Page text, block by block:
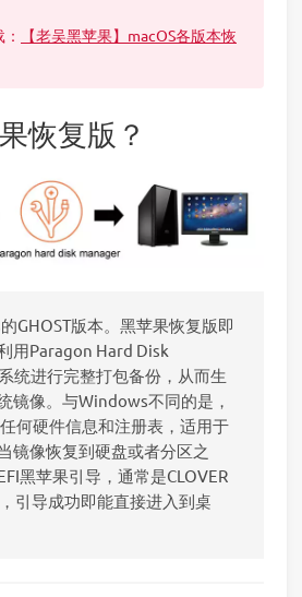
【老吴黑苹果】macOS各版本恢
恢复版？
GHOST版本。黑苹果恢复版即
用Paragon Hard Disk
统进行完整打包备份，从而生
镜像。与Windows不同的是，
何硬件信息和注册表，适用于
镜像恢复到硬盘或者分区之
黑苹果引导，通常是CLOVER
引导成功即能直接进入到桌